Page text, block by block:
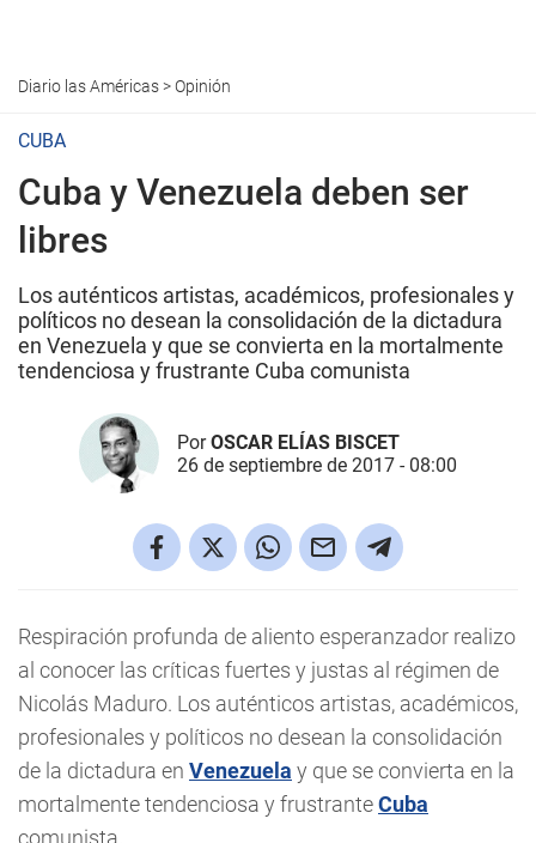
Diario las Américas>Opinión
CUBA
Cuba y Venezuela deben ser
libres
Los auténticos artistas, académicos, profesionales y
políticos no desean la consolidación de la dictadura
en Venezuela y que se convierta en la mortalmente
tendenciosa y frustrante Cuba comunista
PorOSCAR ELÍAS BISCET
26 de septiembre de 2017 - 08:00
Respiración profunda de aliento esperanzador realizo
al conocer las críticas fuertes y justas al régimen de
Nicolás Maduro. Los auténticos artistas, académicos,
profesionales y políticos no desean la consolidación
de la dictadura en Venezuela y que se convierta en la
mortalmente tendenciosa y frustranteCuba
comunista.